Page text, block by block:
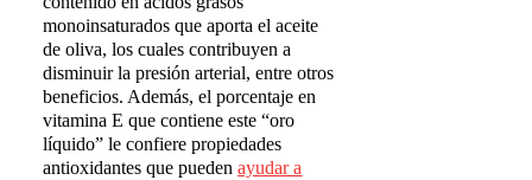
monoinsaturados que aporta el aceite
de oliva, los cuales contribuyen a
disminuir la presión arterial, entre otros
beneficios. Además, el porcentaje en
vitamina E que contiene este “oro
líquido” le confiere propiedades
antioxidantes que puedenayudar a